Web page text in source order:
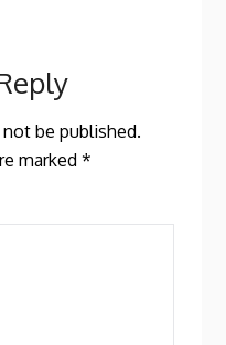
be published.
marked *